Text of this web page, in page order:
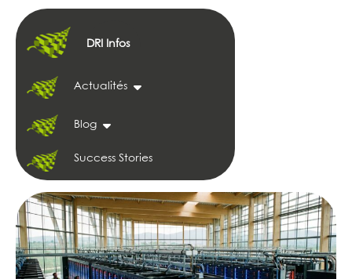
DRI Infos
Actualités
Blog
Success Stories